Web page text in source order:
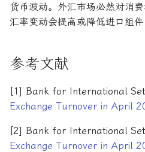
货币波动。外汇市场必然对消
汇率变动会提高或降低进口组件
参考文献
[1] Bank for International
Exchange Turnover in April
[2] Bank for International
Exchange Turnover in April